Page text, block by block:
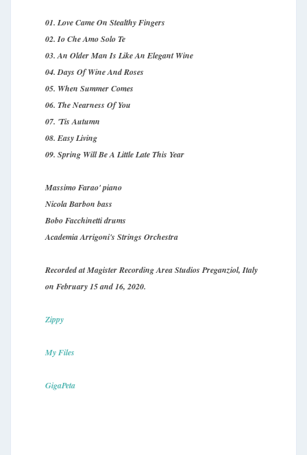
01. Love Came On Stealthy Fingers
02. Io Che Amo Solo Te
03. An Older Man Is Like An Elegant Wine
04. Days Of Wine And Roses
05. When Summer Comes
06. The Nearness Of You
07. 'Tis Autumn
08. Easy Living
09. Spring Will Be A Little Late This Year
Massimo Farao' piano
Nicola Barbon bass
Bobo Facchinetti drums
Academia Arrigoni's Strings Orchestra
Recorded at Magister Recording Area Studios Preganziol, Italy
on February 15 and 16, 2020.
Zippy
My Files
GigaPeta